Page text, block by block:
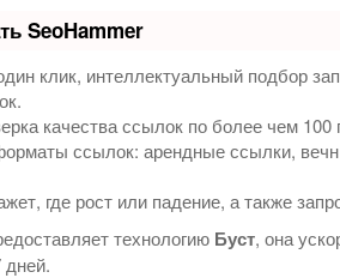
SeoHammer
клик, интеллектуальный подбор
качества ссылок по более чем
ссылок: арендные ссылки,
где рост или падение, а также
технологию Буст, она
дней.